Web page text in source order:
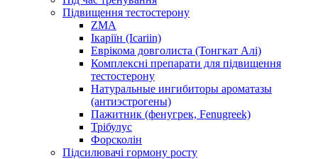
Підвищення тестостерону
ZMA
Ікаріїн (Icariin)
Еврікома довголиста (Тонгкат Алі)
Комплексні препарати для підвищення
тестостерону
Натуральные ингибиторы ароматазы
(антиэстрогены)
Пажитник (фенугрек, Fenugreek)
Трібулус
Форсколін
Підсилювачі гормону росту